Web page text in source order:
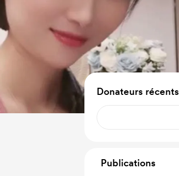
Donateurs récents
Publications